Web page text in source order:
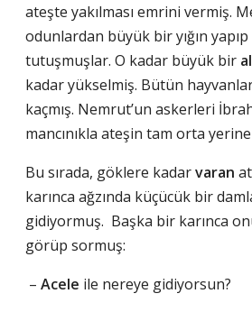
ateşte yakılması emrini vermiş.
odunlardan büyük bir yığın
tutuşmuşlar. O kadar büyük bir
kadar yükselmiş. Bütün
kaçmış. Nemrut’un askerleri
mancınıkla ateşin tam orta
Bu sırada, göklere kadarvaran
karınca ağzında küçücük bir
gidiyormuş. Başka bir karınca
görüp sormuş:
–Acele ile nereye gidiyorsun?